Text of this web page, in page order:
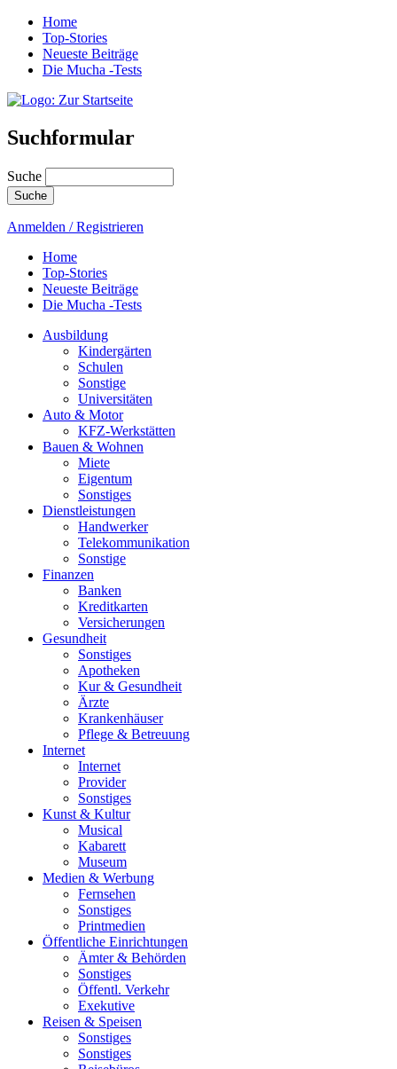
Home
Top-Stories
Neueste Beiträge
Die Mucha -Tests
Suchformular
Suche
Anmelden / Registrieren
Home
Top-Stories
Neueste Beiträge
Die Mucha -Tests
Ausbildung
Kindergärten
Schulen
Sonstige
Universitäten
Auto & Motor
KFZ-Werkstätten
Bauen & Wohnen
Miete
Eigentum
Sonstiges
Dienstleistungen
Handwerker
Telekommunikation
Sonstige
Finanzen
Banken
Kreditkarten
Versicherungen
Gesundheit
Sonstiges
Apotheken
Kur & Gesundheit
Ärzte
Krankenhäuser
Pflege & Betreuung
Internet
Internet
Provider
Sonstiges
Kunst & Kultur
Musical
Kabarett
Museum
Medien & Werbung
Fernsehen
Sonstiges
Printmedien
Öffentliche Einrichtungen
Ämter & Behörden
Sonstiges
Öffentl. Verkehr
Exekutive
Reisen & Speisen
Sonstiges
Sonstiges